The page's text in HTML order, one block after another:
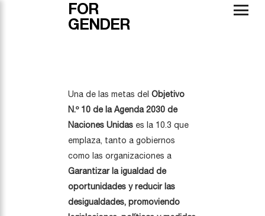
FOR
GENDER
Una de las metas del Objetivo
N.º 10 de la Agenda 2030 de
Naciones Unidas es la 10.3 que
emplaza, tanto a gobiernos
como las organizaciones a
Garantizar la igualdad de
oportunidades y reducir las
desigualdades, promoviendo